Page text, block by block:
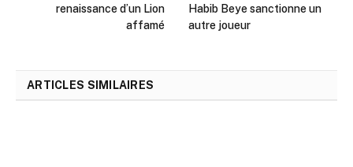
renaissance d’un Lion
affamé
Habib Beye sanctionne un
autre joueur
ARTICLES SIMILAIRES